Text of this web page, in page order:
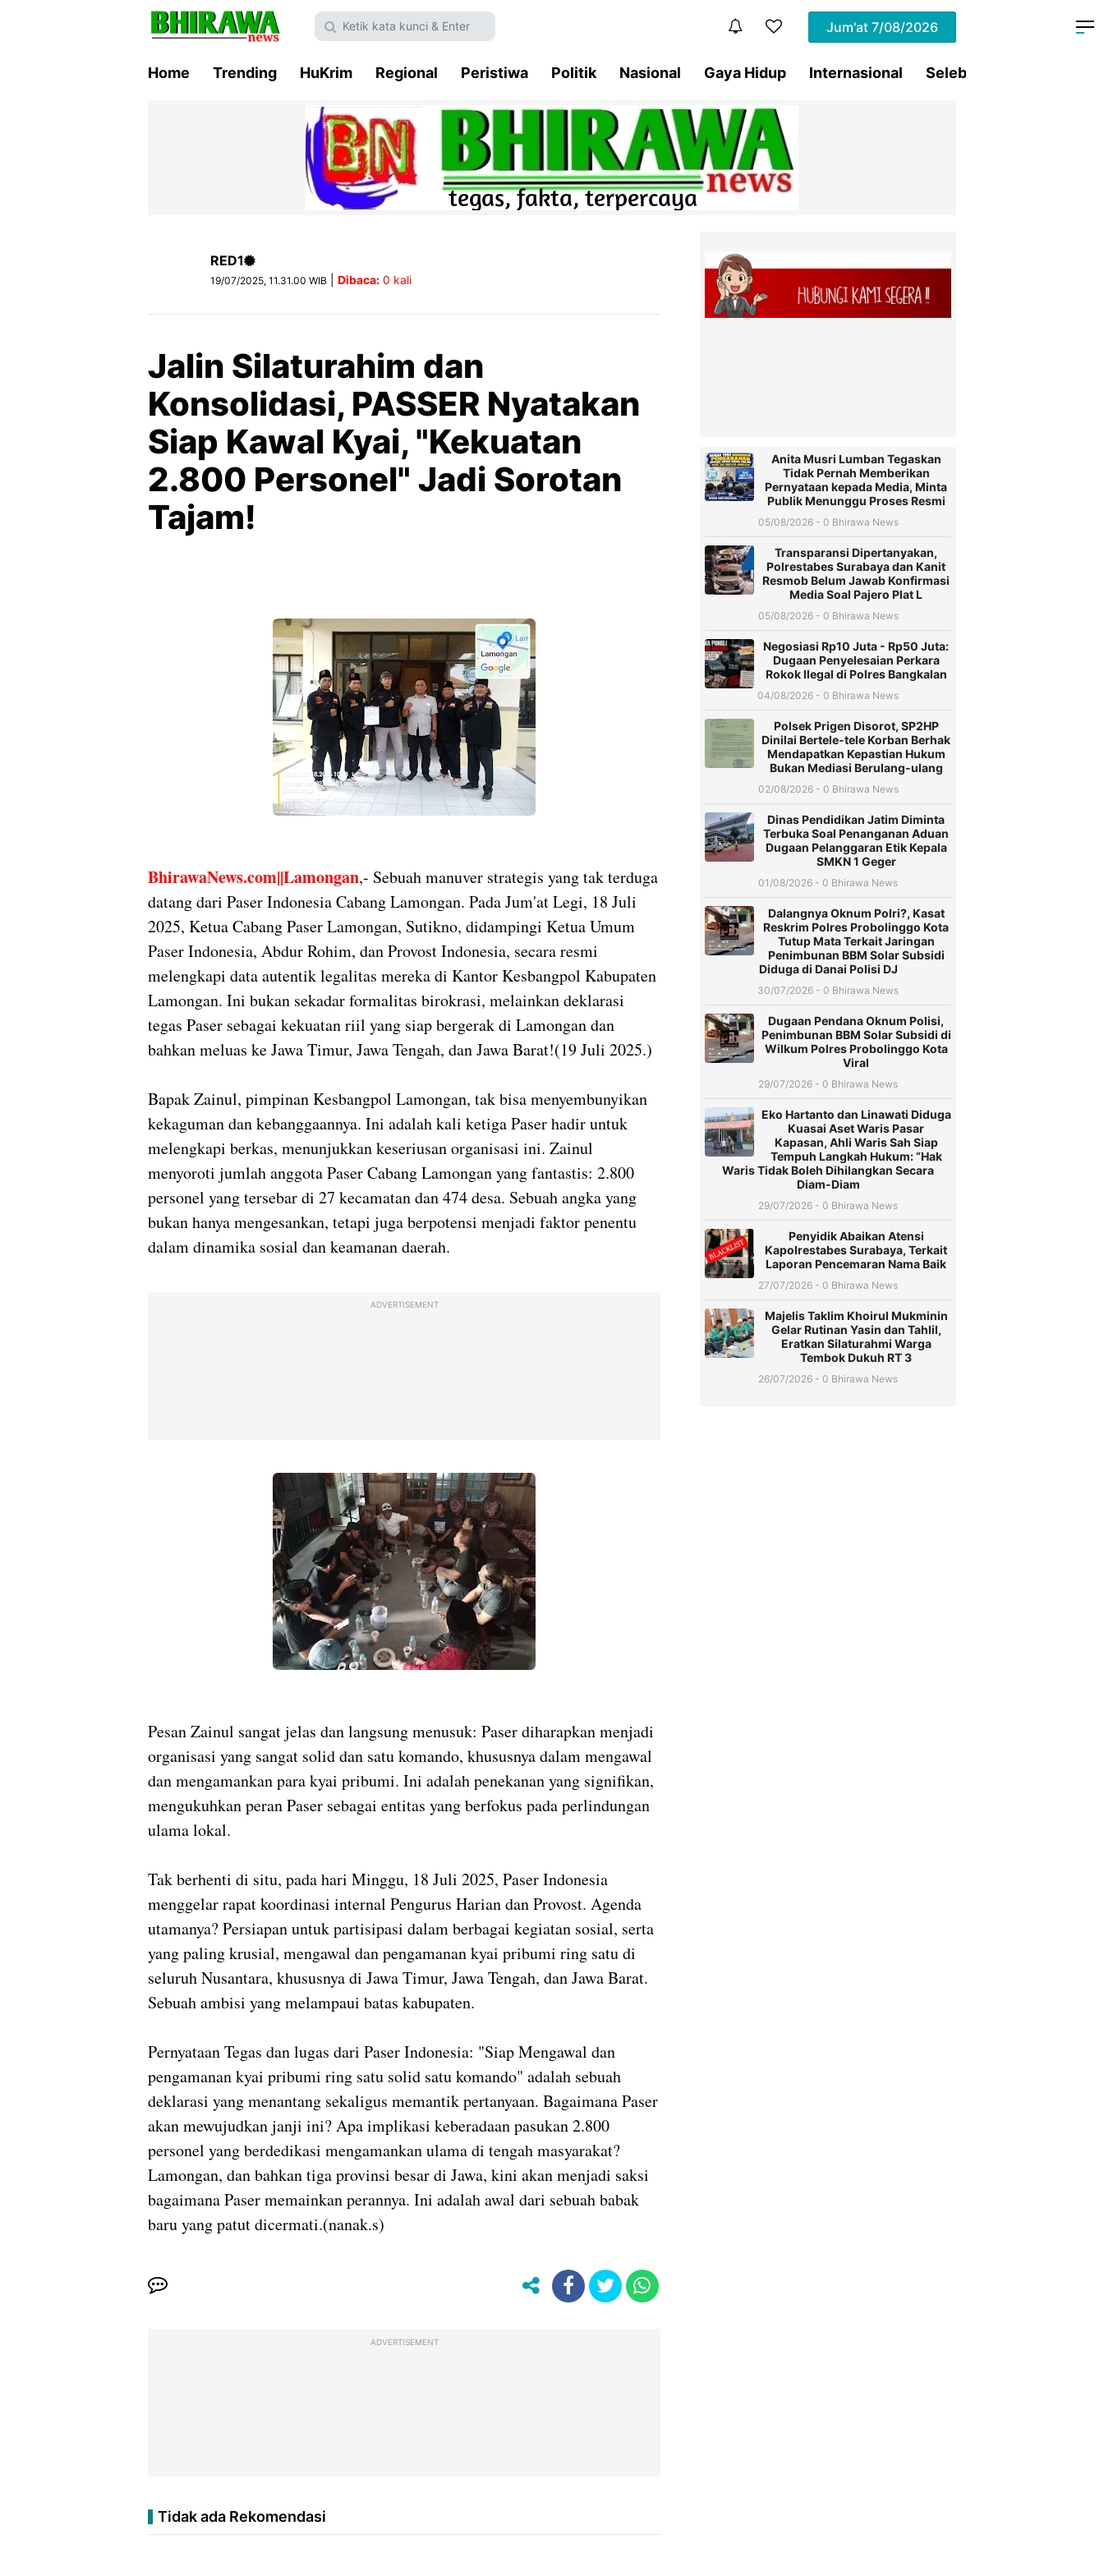
Jum'at 7/08/2026
Home Trending HuKrim Regional Peristiwa Politik Nasional Gaya Hidup Internasional Selebritis
RED1
19/07/2025, 11.31.00 WIB Dibaca: 0 kali
Jalin Silaturahim dan
Konsolidasi, PASSER Nyatakan
Siap Kawal Kyai, "Kekuatan
2.800 Personel" Jadi Sorotan
Tajam!
BhirawaNews.com||Lamongan,- Sebuah manuver strategis yang tak terduga
datang dari Paser Indonesia Cabang Lamongan. Pada Jum'at Legi, 18 Juli
2025, Ketua Cabang Paser Lamongan, Sutikno, didampingi Ketua Umum
Paser Indonesia, Abdur Rohim, dan Provost Indonesia, secara resmi
melengkapi data autentik legalitas mereka di Kantor Kesbangpol Kabupaten
Lamongan. Ini bukan sekadar formalitas birokrasi, melainkan deklarasi
tegas Paser sebagai kekuatan riil yang siap bergerak di Lamongan dan
bahkan meluas ke Jawa Timur, Jawa Tengah, dan Jawa Barat!(19 Juli 2025.)
Bapak Zainul, pimpinan Kesbangpol Lamongan, tak bisa menyembunyikan
kekaguman dan kebanggaannya. Ini adalah kali ketiga Paser hadir untuk
melengkapi berkas, menunjukkan keseriusan organisasi ini. Zainul
menyoroti jumlah anggota Paser Cabang Lamongan yang fantastis: 2.800
personel yang tersebar di 27 kecamatan dan 474 desa. Sebuah angka yang
bukan hanya mengesankan, tetapi juga berpotensi menjadi faktor penentu
dalam dinamika sosial dan keamanan daerah.
ADVERTISEMENT
Pesan Zainul sangat jelas dan langsung menusuk: Paser diharapkan menjadi
organisasi yang sangat solid dan satu komando, khususnya dalam mengawal
dan mengamankan para kyai pribumi. Ini adalah penekanan yang signifikan,
mengukuhkan peran Paser sebagai entitas yang berfokus pada perlindungan
ulama lokal.
Tak berhenti di situ, pada hari Minggu, 18 Juli 2025, Paser Indonesia
menggelar rapat koordinasi internal Pengurus Harian dan Provost. Agenda
utamanya? Persiapan untuk partisipasi dalam berbagai kegiatan sosial, serta
yang paling krusial, mengawal dan pengamanan kyai pribumi ring satu di
seluruh Nusantara, khususnya di Jawa Timur, Jawa Tengah, dan Jawa Barat.
Sebuah ambisi yang melampaui batas kabupaten.
Pernyataan Tegas dan lugas dari Paser Indonesia: "Siap Mengawal dan
pengamanan kyai pribumi ring satu solid satu komando" adalah sebuah
deklarasi yang menantang sekaligus memantik pertanyaan. Bagaimana Paser
akan mewujudkan janji ini? Apa implikasi keberadaan pasukan 2.800
personel yang berdedikasi mengamankan ulama di tengah masyarakat?
Lamongan, dan bahkan tiga provinsi besar di Jawa, kini akan menjadi saksi
bagaimana Paser memainkan perannya. Ini adalah awal dari sebuah babak
baru yang patut dicermati.(nanak.s)
ADVERTISEMENT
Tidak ada Rekomendasi
Anita Musri Lumban Tegaskan
Tidak Pernah Memberikan
Pernyataan kepada Media, Minta
Publik Menunggu Proses Resmi
05/08/2026 - 0 Bhirawa News
Transparansi Dipertanyakan,
Polrestabes Surabaya dan Kanit
Resmob Belum Jawab Konfirmasi
Media Soal Pajero Plat L
05/08/2026 - 0 Bhirawa News
Negosiasi Rp10 Juta - Rp50 Juta:
Dugaan Penyelesaian Perkara
Rokok Ilegal di Polres Bangkalan
04/08/2026 - 0 Bhirawa News
Polsek Prigen Disorot, SP2HP
Dinilai Bertele-tele Korban Berhak
Mendapatkan Kepastian Hukum
Bukan Mediasi Berulang-ulang
02/08/2026 - 0 Bhirawa News
Dinas Pendidikan Jatim Diminta
Terbuka Soal Penanganan Aduan
Dugaan Pelanggaran Etik Kepala
SMKN 1 Geger
01/08/2026 - 0 Bhirawa News
Dalangnya Oknum Polri?, Kasat
Reskrim Polres Probolinggo Kota
Tutup Mata Terkait Jaringan
Penimbunan BBM Solar Subsidi
Diduga di Danai Polisi DJ
30/07/2026 - 0 Bhirawa News
Dugaan Pendana Oknum Polisi,
Penimbunan BBM Solar Subsidi di
Wilkum Polres Probolinggo Kota
Viral
29/07/2026 - 0 Bhirawa News
Eko Hartanto dan Linawati Diduga
Kuasai Aset Waris Pasar
Kapasan, Ahli Waris Sah Siap
Tempuh Langkah Hukum: “Hak
Waris Tidak Boleh Dihilangkan Secara
Diam-Diam
29/07/2026 - 0 Bhirawa News
Penyidik Abaikan Atensi
Kapolrestabes Surabaya, Terkait
Laporan Pencemaran Nama Baik
27/07/2026 - 0 Bhirawa News
Majelis Taklim Khoirul Mukminin
Gelar Rutinan Yasin dan Tahlil,
Eratkan Silaturahmi Warga
Tembok Dukuh RT 3
26/07/2026 - 0 Bhirawa News